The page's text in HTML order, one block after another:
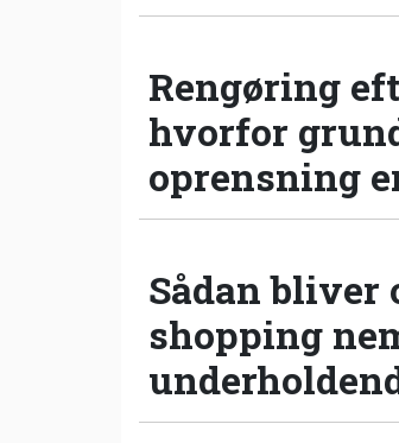
Rengøring
hvorfor
oprensning
Sådan bliver
shopping